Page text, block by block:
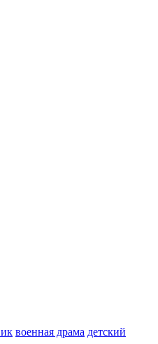
военная драма детский